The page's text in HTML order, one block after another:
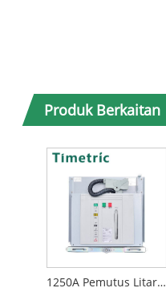
Produk Berkaitan
1250A Pemutus Litar Vakum 3 Fasa